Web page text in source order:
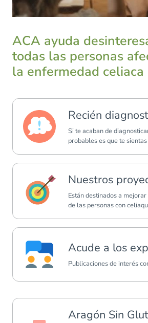
ACA ayuda
todas las personas
la enfermedad celiaca
Recién
Si te acaban de
probables es que te
Nuestros
Están destinados a
de las personas con
Acude a los
Publicaciones de interés
Aragón Sin